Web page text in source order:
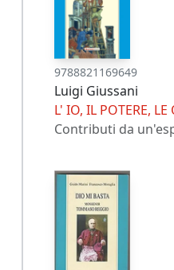
9788821169649
Luigi Giussani
L' IO, IL POTERE, LE
Contributi da